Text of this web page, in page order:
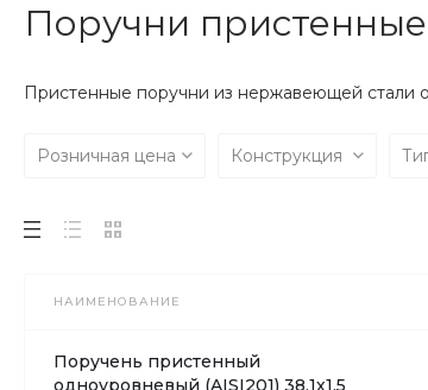
Поручни
Пристенные поручни из нержавеющей стали
Розничная цена Конструкция
НАИМЕНОВАНИЕ
Поручень пристенный
одноуровневый (AISI201) 38,1х1,5